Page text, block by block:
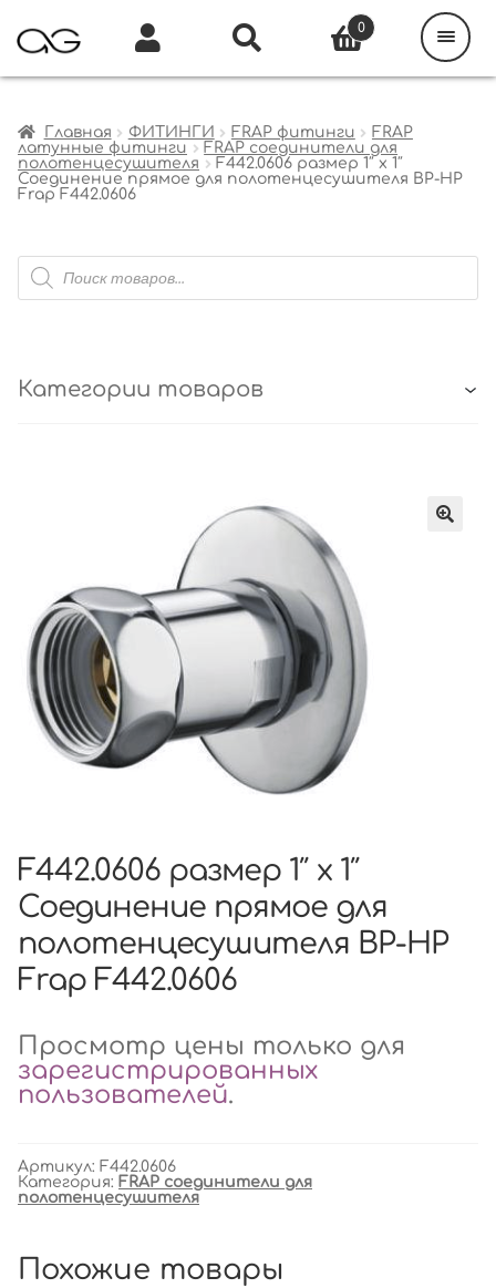
Главная ФИТИНГИ FRAP фитинги
FRAP
латунные фитинги
FRAP соединители для
полотенцесушителя
F442.0606 размер 1″ x 1″
Соединение прямое для полотенцесушителя ВР-НР
Frap F442.0606
Поиск
товаров
Категории товаров
F442.0606 размер 1″ x 1″
Соединение прямое для
полотенцесушителя ВР-НР
Frap F442.0606
Просмотр цены только для
зарегистрированных
пользователей.
Артикул: F442.0606
Категория: FRAP соединители для
полотенцесушителя
Похожие товары
0